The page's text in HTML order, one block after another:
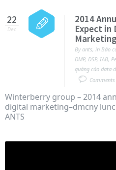
22
Dec
2014
Expect
Byants, in Báo
DMP, DSP, IAB,
quảng cáo data-
Comments
Winterberry group – 2014
digital marketing–dmcny
ANTS